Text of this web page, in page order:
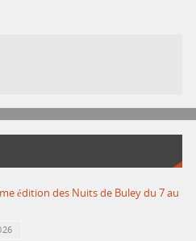
édition des Nuits de Buley du 7 au